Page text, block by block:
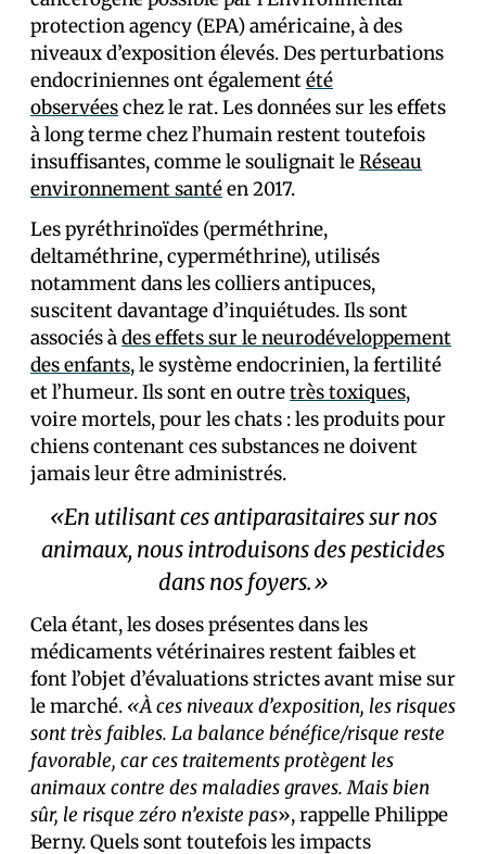
protection agency (EPA) américaine, à des
niveaux d’exposition élevés. Des perturbations
endocriniennes ont égalementété
observéeschez le rat. Les données sur les effets
à long terme chez l’humain restent toutefois
insuffisantes, comme le soulignait leRéseau
environnement santéen 2017.
Les pyréthrinoïdes (perméthrine,
deltaméthrine, cyperméthrine), utilisés
notamment dans les colliers antipuces,
suscitent davantage d’inquiétudes. Ils sont
associés àdes effets sur le neurodéveloppement
des enfants, le système endocrinien, la fertilité
et l’humeur. Ils sont en outretrès toxiques,
voire mortels, pour les chats : les produits pour
chiens contenant ces substances ne doivent
jamais leur être administrés.
«En utilisant ces antiparasitaires sur nos
animaux, nous introduisons des pesticides
dans nos foyers.»
Cela étant, les doses présentes dans les
médicaments vétérinaires restent faibles et
font l’objet d’évaluations strictes avant mise sur
le marché. «À ces niveaux d’exposition, les risques
sont très faibles. La balance bénéfice/risque reste
favorable, car ces traitements protègent les
animaux contre des maladies graves. Mais bien
sûr, le risque zéro n’existe pas», rappelle Philippe
Berny. Quels sont toutefois les impacts